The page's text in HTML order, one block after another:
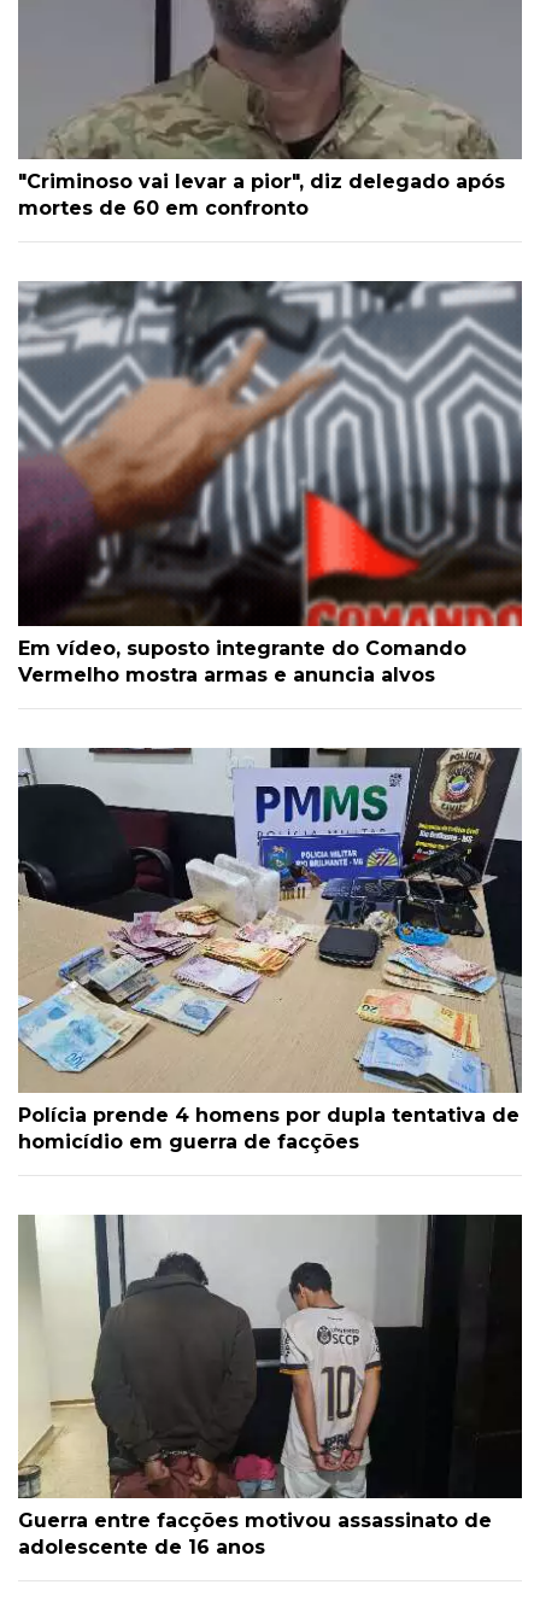
"Criminoso vai levar a pior", diz delegado após
mortes de 60 em confronto
Em vídeo, suposto integrante do Comando
Vermelho mostra armas e anuncia alvos
Polícia prende 4 homens por dupla tentativa de
homicídio em guerra de facções
Guerra entre facções motivou assassinato de
adolescente de 16 anos